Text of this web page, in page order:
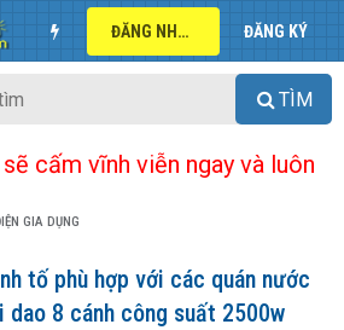
ĐĂNG NHẬP ĐĂNG KÝ
TÌM
cấm vĩnh viễn ngay và luôn
GIA DỤNG
tố phù hợp với các quán nước
dao 8 cánh công suất 2500w